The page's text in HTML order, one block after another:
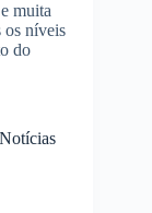
muita
os níveis
do
Notícias